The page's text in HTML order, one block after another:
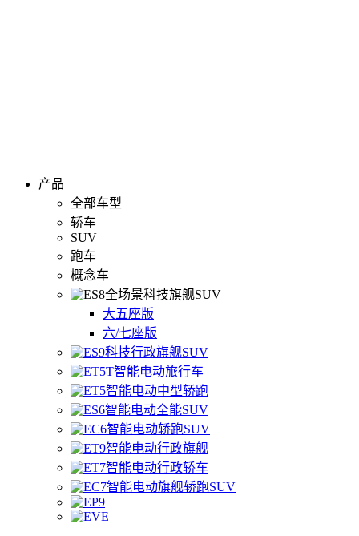
产品
全部车型
轿车
SUV
跑车
概念车
全场景科技旗舰SUV
大五座版
六/七座版
科技行政旗舰SUV
智能电动旅行车
智能电动中型轿跑
智能电动全能SUV
智能电动轿跑SUV
智能电动行政旗舰
智能电动行政轿车
智能电动旗舰轿跑SUV